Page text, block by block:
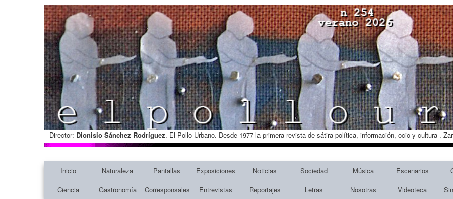
Director: Dionisio Sánchez Rodríguez. El Pollo Urbano. Desde 1977 la primera revista de sátira política, información, ocio y cultura .
Inicio Naturaleza Pantallas Exposiciones Noticias Sociedad Música Escenarios
Ciencia
Gastronomía Corresponsales Entrevistas Reportajes Letras Nosotras Videoteca